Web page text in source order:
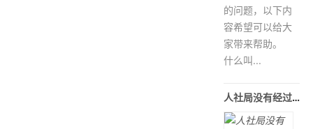
的问题，以下内
容希望可以给大
家带来帮助。
什么叫...
人社局没有经过我同意调档案